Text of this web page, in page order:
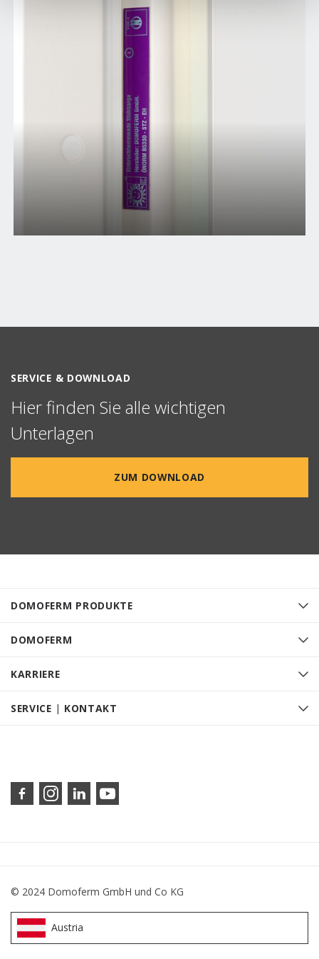
DOMOFERM PRODUKTE
DOMOFERM
KARRIERE
SERVICE | KONTAKT
SERVICE & DOWNLOAD
Hier finden Sie alle wichtigen
Unterlagen
ZUM DOWNLOAD
© 2024 Domoferm GmbH und Co KG
Austria